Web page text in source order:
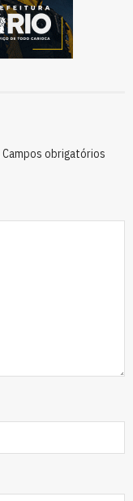
Campos obrigatórios